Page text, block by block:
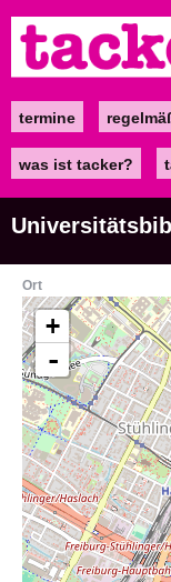
zum
Inhalt
Maintermine
was ist tacker?
Ort
+
-